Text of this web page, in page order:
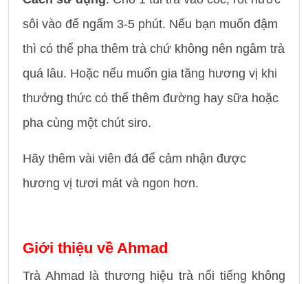
sôi vào để ngấm 3-5 phút. Nếu bạn muốn đậm
thì có thể pha thêm trà chứ không nên ngâm trà
quá lâu. Hoặc nếu muốn gia tăng hương vị khi
thưởng thức có thể thêm đường hay sữa hoặc
pha cùng một chút siro.
Hãy thêm vài viên đá để cảm nhận được
hương vị tươi mát và ngon hơn.
Giới thiệu về Ahmad
Trà Ahmad là thương hiệu trà nổi tiếng không